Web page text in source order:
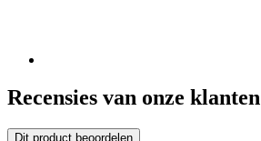
Recensies van onze klanten
Dit product beoordelen